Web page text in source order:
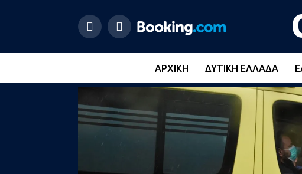
ΑΡΧΙΚΉ ΔΥΤΙΚΉ ΕΛΛΆΔΑ